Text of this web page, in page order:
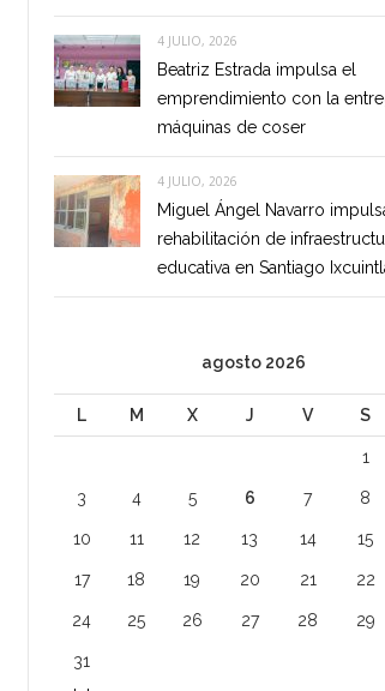
4 JULIO, 2026
Beatriz Estrada impulsa el
emprendimiento con la
máquinas de coser
4 JULIO, 2026
Miguel Ángel Navarro
rehabilitación de
educativa en Santiago
agosto 2026
L M X J V S
1
3 4 5 6 7 8
10 11 12 13 14 15
17 18 19 20 21 22
24 25 26 27 28 29
31